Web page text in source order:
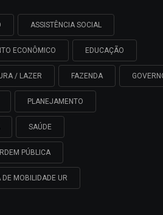
ASSISTÊNCIA SOCIAL
ECONÔMICO EDUCAÇÃO
/ LAZER FAZENDA
PLANEJAMENTO
SAÚDE
PÚBLICA
MOBILIDADE UR